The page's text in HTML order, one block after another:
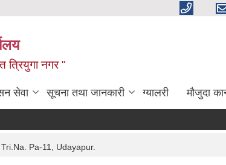
त्रियुगा नगर "
सेवा सूचना तथा जानकारी ग्यालरी मौजुदा
Pa-11, Udayapur.